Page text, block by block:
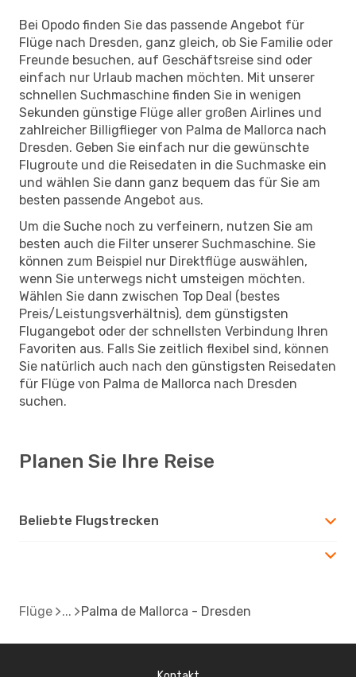
Bei Opodo finden Sie das passende Angebot für
Flüge nach Dresden, ganz gleich, ob Sie Familie oder
Freunde besuchen, auf Geschäftsreise sind oder
einfach nur Urlaub machen möchten. Mit unserer
schnellen Suchmaschine finden Sie in wenigen
Sekunden günstige Flüge aller großen Airlines und
zahlreicher Billigflieger von Palma de Mallorca nach
Dresden. Geben Sie einfach nur die gewünschte
Flugroute und die Reisedaten in die Suchmaske ein
und wählen Sie dann ganz bequem das für Sie am
besten passende Angebot aus.
Um die Suche noch zu verfeinern, nutzen Sie am
besten auch die Filter unserer Suchmaschine. Sie
können zum Beispiel nur Direktflüge auswählen,
wenn Sie unterwegs nicht umsteigen möchten.
Wählen Sie dann zwischen Top Deal (bestes
Preis/Leistungsverhältnis), dem günstigsten
Flugangebot oder der schnellsten Verbindung Ihren
Favoriten aus. Falls Sie zeitlich flexibel sind, können
Sie natürlich auch nach den günstigsten Reisedaten
für Flüge von Palma de Mallorca nach Dresden
suchen.
Planen Sie Ihre Reise
Beliebte Flugstrecken
Flüge Palma de Mallorca - Dresden